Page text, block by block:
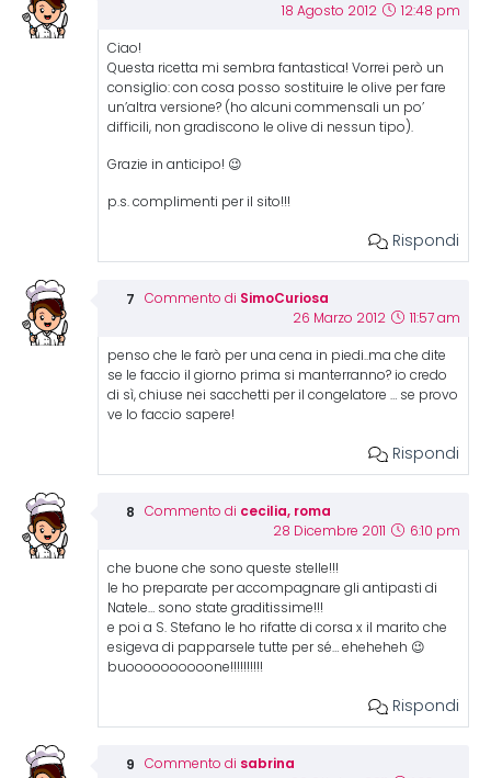
18 Agosto 2012 12:48 pm
Ciao!
Questa ricetta mi sembra fantastica! Vorrei però un
consiglio: con cosa posso sostituire le olive per fare
un’altra versione? (ho alcuni commensali un po’
difficili, non gradiscono le olive di nessun tipo).
Grazie in anticipo! 😉
p.s. complimenti per il sito!!!
Rispondi
Commento di SimoCuriosa
26 Marzo 2012 11:57 am
penso che le farò per una cena in piedi..ma che dite
se le faccio il giorno prima si manterranno? io credo
di sì, chiuse nei sacchetti per il congelatore … se provo
ve lo faccio sapere!
Rispondi
Commento di cecilia, roma
28 Dicembre 2011 6:10 pm
che buone che sono queste stelle!!!
le ho preparate per accompagnare gli antipasti di
Natele… sono state graditissime!!!
e poi a S. Stefano le ho rifatte di corsa x il marito che
esigeva di papparsele tutte per sé… eheheheh 😉
buoooooooooone!!!!!!!!!!
Rispondi
Commento di sabrina